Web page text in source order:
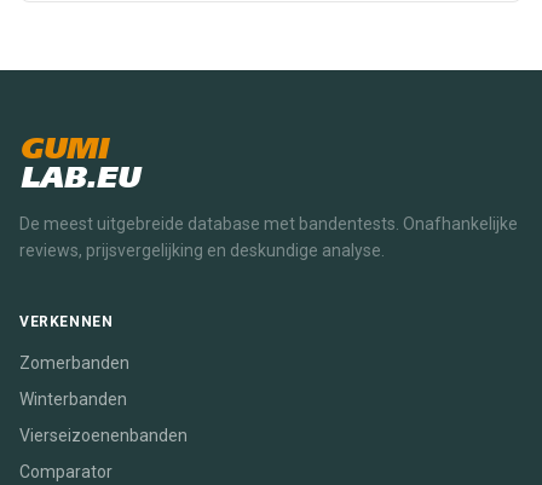
GUMI
LAB.EU
De meest uitgebreide database met bandentests. Onafhankelijke
reviews, prijsvergelijking en deskundige analyse.
VERKENNEN
Zomerbanden
Winterbanden
Vierseizoenenbanden
Comparator